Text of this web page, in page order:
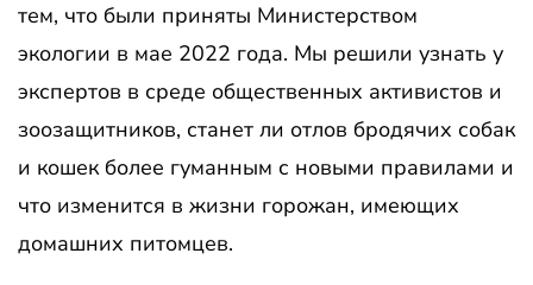
тем, что были приняты Министерством
экологии в мае 2022 года. Мы решили узнать у
экспертов в среде общественных активистов и
зоозащитников, станет ли отлов бродячих собак
и кошек более гуманным с новыми правилами и
что изменится в жизни горожан, имеющих
домашних питомцев.